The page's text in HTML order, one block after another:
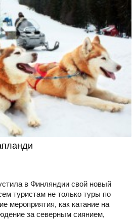
в Финляндии свой новый
туристам не только туры по
мероприятия, как катание на
за северным сиянием,